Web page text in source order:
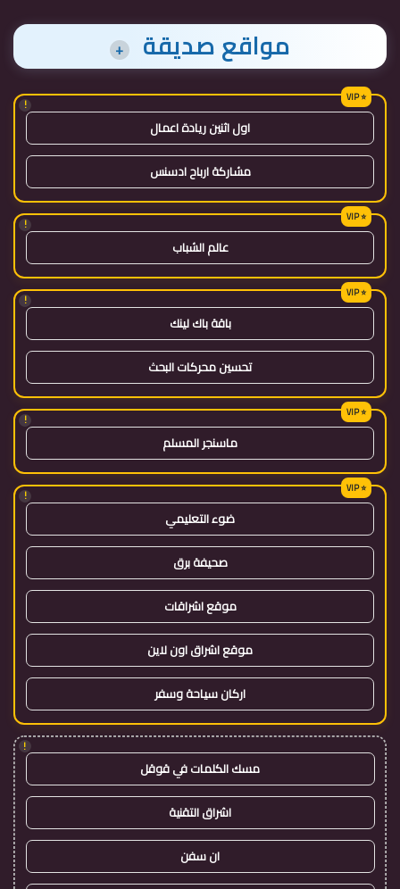
مواقع صديقة +
!
اول اثنين ريادة اعمال
مشاركة ارباح ادسنس
!
عالم الشباب
!
باقة باك لينك
تحسين محركات البحث
!
ماسنجر المسلم
!
ضوء التعليمي
صحيفة برق
موقع اشراقات
موقع اشراق اون لاين
اركان سياحة وسفر
!
مسك الكلمات في قوقل
اشراق التقنية
ان سفن